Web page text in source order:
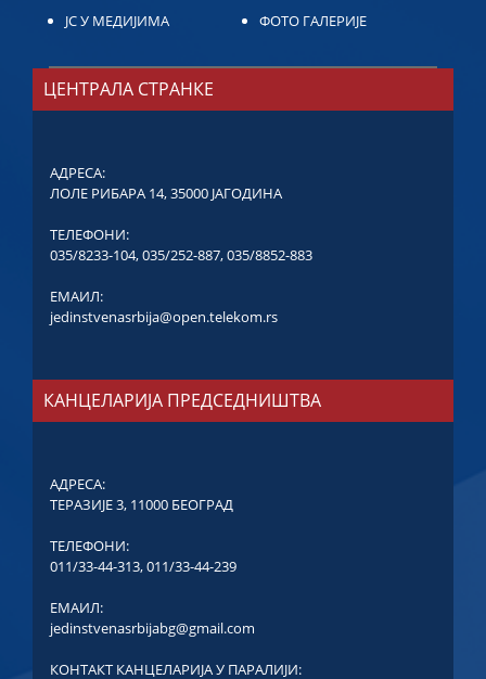
ЈС У МЕДИЈИМА
ФОТО ГАЛЕРИЈЕ
ЦЕНТРАЛА СТРАНКЕ
АДРЕСА:
ЛОЛЕ РИБАРА 14, 35000 ЈАГОДИНА
ТЕЛЕФОНИ:
035/8233-104,035/252-887,035/8852-883
ЕМАИЛ:
jedinstvenasrbija@open.telekom.rs
КАНЦЕЛАРИЈА ПРЕДСЕДНИШТВА
АДРЕСА:
ТЕРАЗИЈЕ 3, 11000 БЕОГРАД
ТЕЛЕФОНИ:
011/33-44-313,011/33-44-239
ЕМАИЛ:
jedinstvenasrbijabg@gmail.com
КОНТАКТ КАНЦЕЛАРИЈА У ПАРАЛИЈИ: